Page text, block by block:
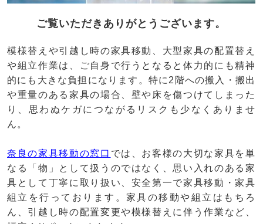
ご覧いただきありがとうございます。
模様替えや引越し時の家具移動、大型家具の配置替え
や組立作業は、ご自身で行うとなると体力的にも精神
的にも大きな負担になります。特に2階への搬入・搬出
や重量のある家具の場合、壁や床を傷つけてしまった
り、思わぬケガにつながるリスクも少なくありませ
ん。
奈良の家具移動の窓口 では、お客様の大切な家具を単
なる「物」として扱うのではなく、思い入れのある家
具として丁寧に取り扱い、安全第一で家具移動・家具
組立を行っております。家具の移動や組立はもちろ
ん、引越し時の配置変更や模様替えに伴う作業など、